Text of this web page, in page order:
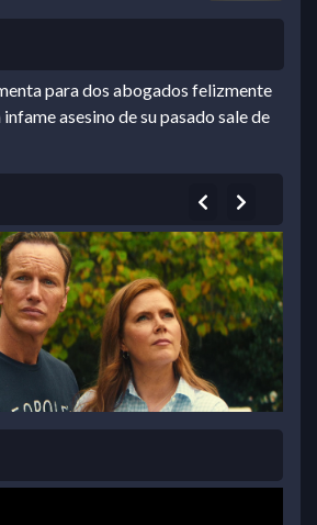
para dos abogados felizmente
asesino de su pasado sale de
Previous